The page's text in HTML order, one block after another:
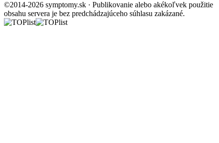
©2014-2026 symptomy.sk · Publikovanie alebo akékoľvek použitie
obsahu servera je bez predchádzajúceho súhlasu zakázané.